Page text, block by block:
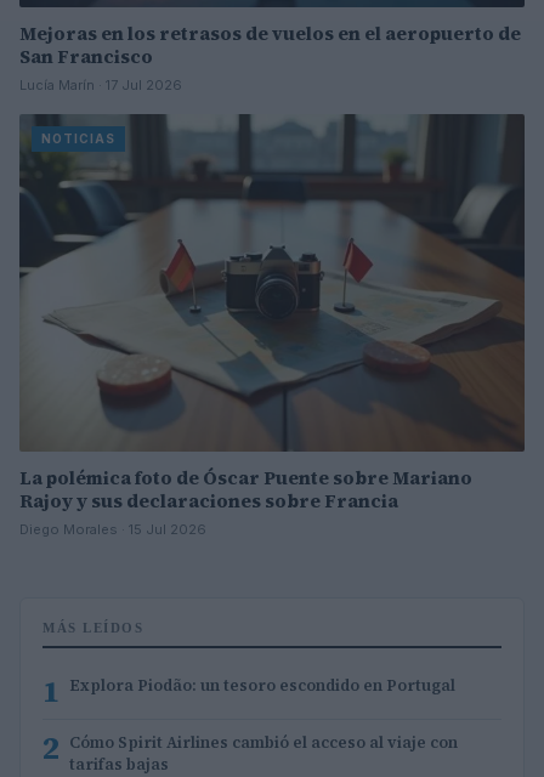
Mejoras en los retrasos de vuelos en el aeropuerto de
San Francisco
Lucía Marín · 17 Jul 2026
NOTICIAS
La polémica foto de Óscar Puente sobre Mariano
Rajoy y sus declaraciones sobre Francia
Diego Morales · 15 Jul 2026
MÁS LEÍDOS
1 Explora Piodão: un tesoro escondido en Portugal
2 Cómo Spirit Airlines cambió el acceso al viaje con
tarifas bajas